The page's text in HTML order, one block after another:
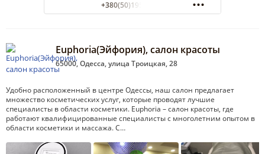
+380(50)195-98-92
Euphoria(Эйфория), салон красоты
65000, Одесса, улица Троицкая, 28
Удобно расположенный в центре Одессы, наш салон предлагает
множество косметических услуг, которые проводят лучшие
специалисты в области косметики. Euphoria – салон красоты, где
работают квалифицированные специалисты с многолетним опытом в
области косметики и массажа. С…